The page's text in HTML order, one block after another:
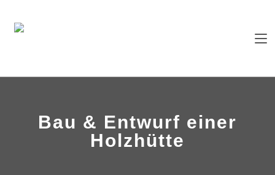
Bau & Entwurf einer
Holzhütte